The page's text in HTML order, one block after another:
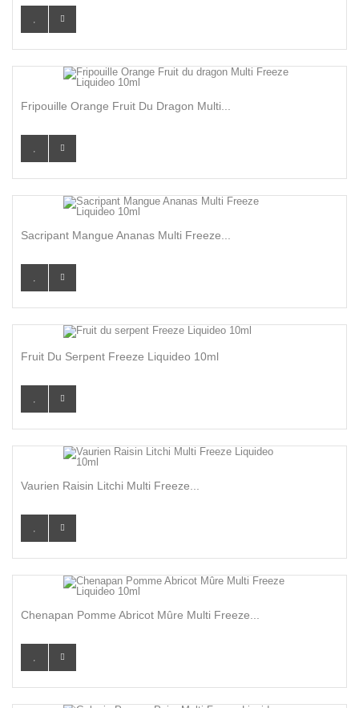
Fripouille Orange Fruit Du Dragon Multi...
Sacripant Mangue Ananas Multi Freeze...
Fruit Du Serpent Freeze Liquideo 10ml
Vaurien Raisin Litchi Multi Freeze...
Chenapan Pomme Abricot Mûre Multi Freeze...